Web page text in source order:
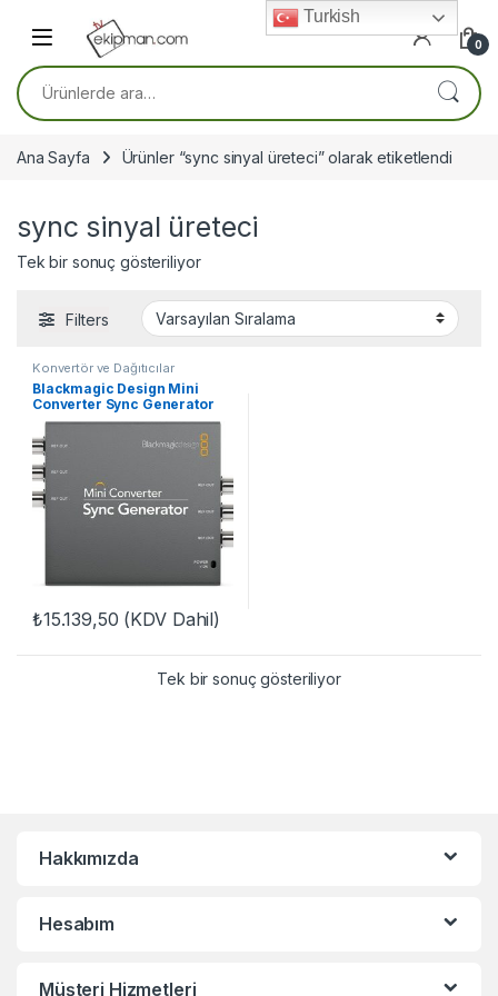
0
Ara:
Ana Sayfa Ürünler “sync sinyal üreteci” olarak etiketlendi
sync sinyal üreteci
Tek bir sonuç gösteriliyor
Filters
Konvertör ve Dağıtıcılar
Blackmagic Design Mini
Converter Sync Generator
₺15.139,50 (KDV Dahil)
Tek bir sonuç gösteriliyor
Hakkımızda
Hesabım
Müşteri Hizmetleri
Turkish